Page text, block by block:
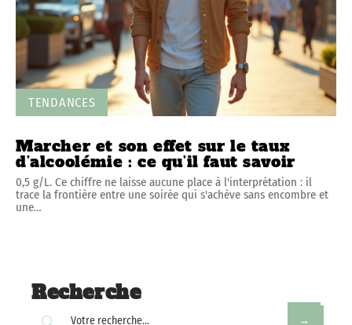
TENDANCES
Marcher et son effet sur le taux
d’alcoolémie : ce qu’il faut savoir
0,5 g/L. Ce chiffre ne laisse aucune place à l'interprétation : il
trace la frontière entre une soirée qui s'achève sans encombre et
une…
Recherche